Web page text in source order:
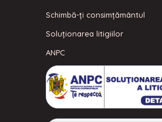
Schimbă-ți consimțământul
Soluționarea litigiilor
ANPC